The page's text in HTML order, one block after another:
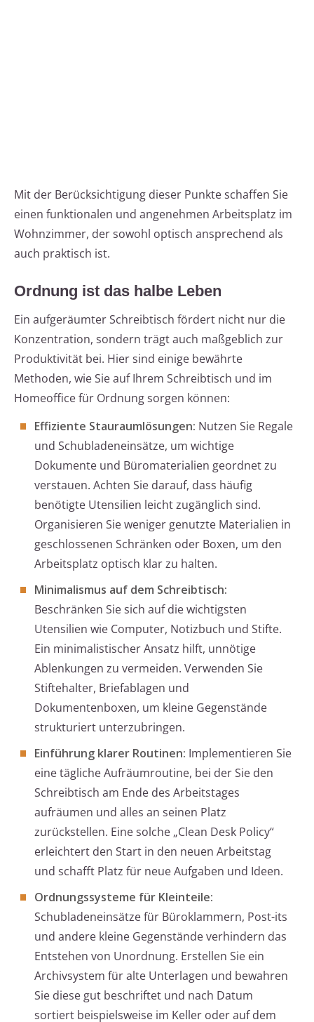
Mit der Berücksichtigung dieser Punkte schaffen Sie
einen funktionalen und angenehmen Arbeitsplatz im
Wohnzimmer, der sowohl optisch ansprechend als
auch praktisch ist.
Ordnung ist das halbe Leben
Ein aufgeräumter Schreibtisch fördert nicht nur die
Konzentration, sondern trägt auch maßgeblich zur
Produktivität bei. Hier sind einige bewährte
Methoden, wie Sie auf Ihrem Schreibtisch und im
Homeoffice für Ordnung sorgen können:
Effiziente Stauraumlösungen: Nutzen Sie Regale
und Schubladeneinsätze, um wichtige
Dokumente und Büromaterialien geordnet zu
verstauen. Achten Sie darauf, dass häufig
benötigte Utensilien leicht zugänglich sind.
Organisieren Sie weniger genutzte Materialien in
geschlossenen Schränken oder Boxen, um den
Arbeitsplatz optisch klar zu halten.
Minimalismus auf dem Schreibtisch:
Beschränken Sie sich auf die wichtigsten
Utensilien wie Computer, Notizbuch und Stifte.
Ein minimalistischer Ansatz hilft, unnötige
Ablenkungen zu vermeiden. Verwenden Sie
Stiftehalter, Briefablagen und
Dokumentenboxen, um kleine Gegenstände
strukturiert unterzubringen.
Einführung klarer Routinen: Implementieren Sie
eine tägliche Aufräumroutine, bei der Sie den
Schreibtisch am Ende des Arbeitstages
aufräumen und alles an seinen Platz
zurückstellen. Eine solche „Clean Desk Policy“
erleichtert den Start in den neuen Arbeitstag
und schafft Platz für neue Aufgaben und Ideen.
Ordnungssysteme für Kleinteile:
Schubladeneinsätze für Büroklammern, Post-its
und andere kleine Gegenstände verhindern das
Entstehen von Unordnung. Erstellen Sie ein
Archivsystem für alte Unterlagen und bewahren
Sie diese gut beschriftet und nach Datum
sortiert beispielsweise im Keller oder auf dem